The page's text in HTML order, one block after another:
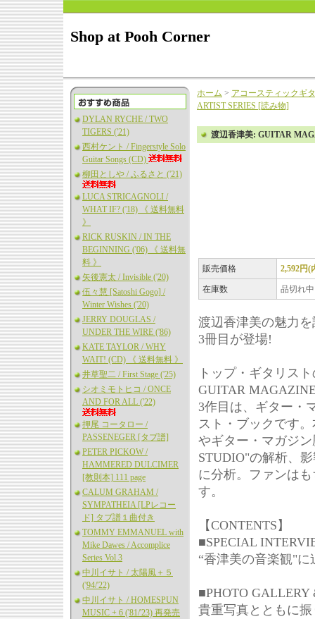
Shop at Pooh Corner
DYLAN RYCHE / TWO
TIGERS ('21)
西村ケント / Fingerstyle Solo
Guitar Songs (CD)
柳田としや / ふるさと ('21)
LUCA STRICAGNOLI /
WHAT IF? ('18) 《 送料無料
》
RICK RUSKIN / IN THE
BEGINNING ('06) 《 送料無
料 》
矢後憲太 / Invisible ('20)
伍々慧 [Satoshi Gogo] /
Winter Wishes ('20)
JERRY DOUGLAS /
UNDER THE WIRE ('86)
KATE TAYLOR / WHY
WAIT! (CD) 《 送料無料 》
井草聖二 / First Stage ('25)
シオミモトヒコ / ONCE
AND FOR ALL ('22)
押尾 コータロー /
PASSENEGER [タブ譜]
PETER PICKOW /
HAMMERED DULCIMER
[教則本] 111 page
CALUM GRAHAM /
SYMPATHEIA [LPレコー
ド] タブ譜１曲付き
TOMMY EMMANUEL with
Mike Dawes / Accomplice
Series Vol.3
中川イサト / 太陽風＋５
('94/'22)
中川イサト / HOMESPUN
MUSIC + 6 ('81/'23) 再発売
ホーム > アコースティックギ
ARTIST SERIES [読み物]
渡辺香津美: GUITAR
販売価格 2,592円(
在庫数 品切れ中
渡辺香津美の魅力
3冊目が登場!
トップ・ギタリス
GUITAR
3作目は、ギター・
スト・ブックです
やギター・マガジ
STUDIO"の解析、
に分析。ファンは
す。
【CONTENTS】
■SPECIAL
“香津美の音楽観"
■PHOTO GALLERY
貴重写真とともに